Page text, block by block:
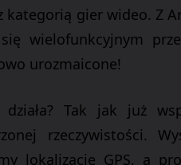
kategorią gier wideo. Z
wielofunkcyjnym
urozmaicone!
Tak jak już
rzeczywistości.
lokalizację GPS, a